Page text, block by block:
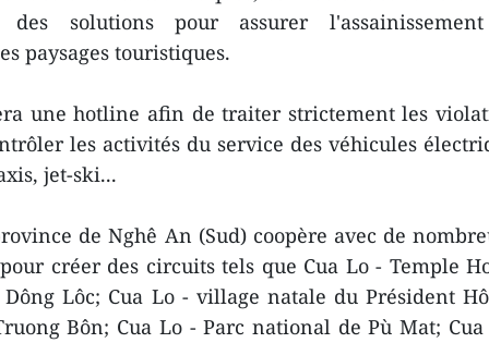
solutions pour assurer
paysages touristiques.
une hotline afin de traiter strictement les
les activités du service des véhicules
jet-ski...
de Nghê An (Sud) coopère avec de
créer des circuits tels que Cua Lo - Temple
Lôc; Cua Lo - village natale du Président
Bôn; Cua Lo - Parc national de Pù Mat; Cua